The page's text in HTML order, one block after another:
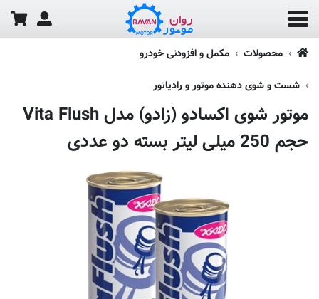
محصولات
مکمل و افزودنی خودرو
شست و شوی دهنده موتور و رادیاتور
موتور شوی اکسادو (زادو) مدل Vita Flush
حجم 250 میلی لیتر بسته دو عددی